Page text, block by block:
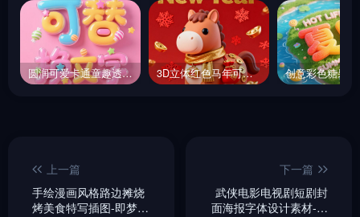
圆润可爱卡通童趣透明玻璃糖果装饰活动海报字体设计素材-即梦ai关键词描述咒语 3D立体红色马年可爱小马卡通风格新年祝福海报-即梦ai关键词描述咒语
上一篇
手绘漫画风格路边摊烧
烤美食特写插图-即梦ai
下一篇
武侠电影电视剧短剧封
面海报字体设计素材-即